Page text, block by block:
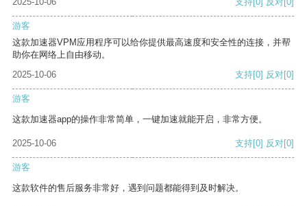
游客
这款加速器VPM应用程序可以给你提供最高速度和安全性的连接，并帮
助你在网络上自由移动。
2025-10-06
支持[0] 反对[0]
游客
这款加速器app的操作非常简单，一键加速就能开启，非常方便。
2025-10-06 支持[0] 反对[0]
游客
这款软件的售后服务非常好，遇到问题都能得到及时解决。